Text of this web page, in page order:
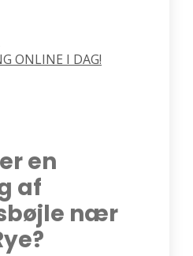
ONLINE I DAG!
en
af
nær